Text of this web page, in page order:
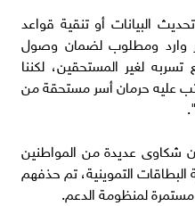
البيانات أو تنقية قواعد
وارد ومطلوب لضمان وصول
لغير المستحقين، لكننا
عليه حرمان أسر مستحقة من
شكاوى عديدة من المواطنين
البطاقات التموينية، تم حذفهم
لمنظومة الدعم.